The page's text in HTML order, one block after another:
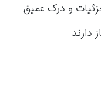
و درک عمیق
دارند.